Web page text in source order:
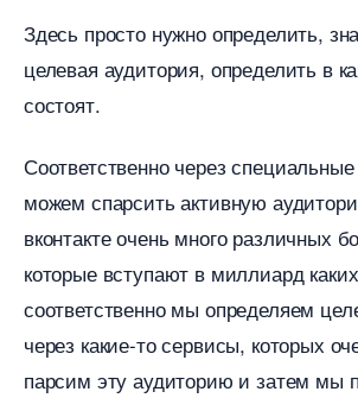
Здесь просто нужно определить,
целевая аудитория, определить в
состоят.
Соответственно через
можем спарсить активную
контакте очень много различных
которые вступают в миллиард
соответственно мы определяем
через какие-то сервисы, которых
парсим эту аудиторию и затем мы